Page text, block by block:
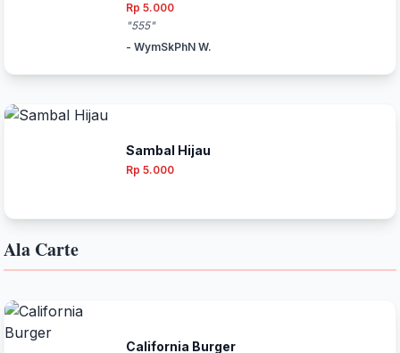
Rp 5.000
"555"
- WymSkPhN W.
Sambal Hijau
Rp 5.000
Ala Carte
California Burger